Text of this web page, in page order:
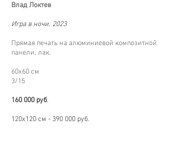
Влад Локтев
Игра в ночи. 2023
Прямая печать на алюминиевой композитной
панели, лак.
60х60 см
3/15
160 000 руб.
120х120 см - 390 000 руб.